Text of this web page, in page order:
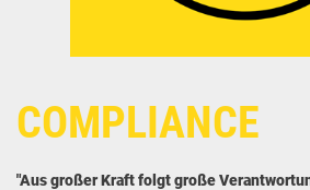
COMPLIANCE
"Aus großer Kraft folgt große